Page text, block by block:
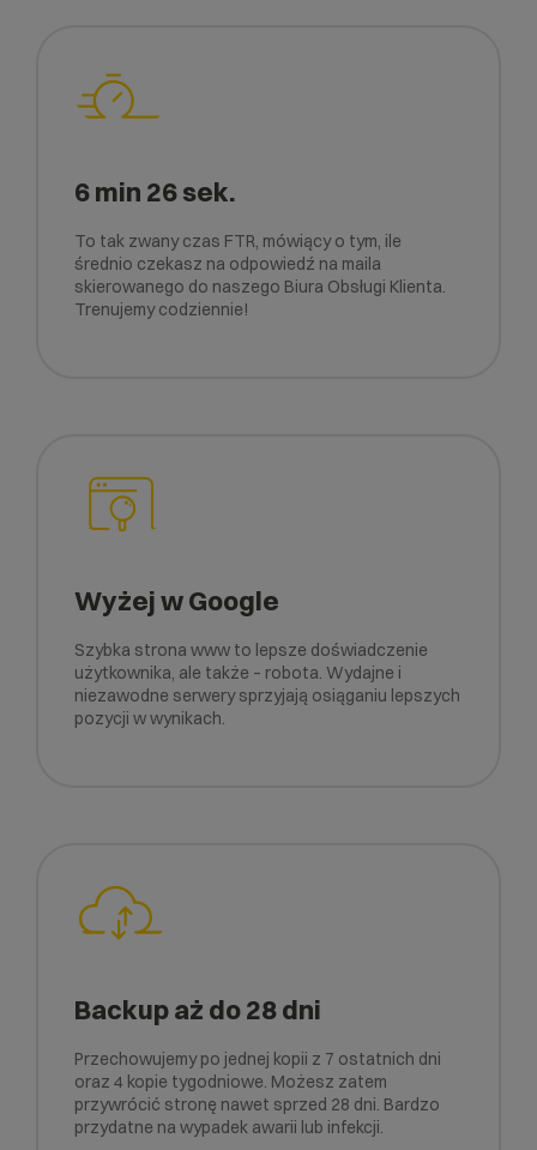
6 min 26 sek.
To tak zwany czas FTR, mówiący o tym, ile
średnio czekasz na odpowiedź na maila
skierowanego do naszego Biura Obsługi Klienta.
Trenujemy codziennie!
Wyżej w Google
Szybka strona www to lepsze doświadczenie
użytkownika, ale także – robota. Wydajne i
niezawodne serwery sprzyjają osiąganiu lepszych
pozycji w wynikach.
Backup aż do 28 dni
Przechowujemy po jednej kopii z 7 ostatnich dni
oraz 4 kopie tygodniowe. Możesz zatem
przywrócić stronę nawet sprzed 28 dni. Bardzo
przydatne na wypadek awarii lub infekcji.